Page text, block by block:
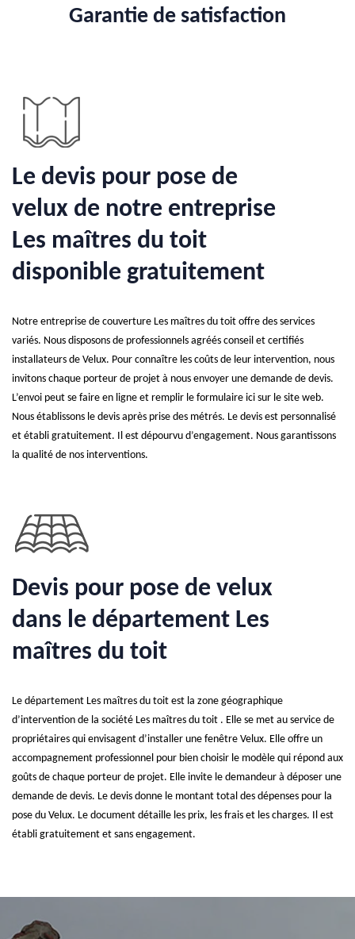
Garantie de satisfaction
Le devis pour pose de
velux de notre entreprise
Les maîtres du toit
disponible gratuitement
Notre entreprise de couverture Les maîtres du toit offre des services
variés. Nous disposons de professionnels agréés conseil et certifiés
installateurs de Velux. Pour connaître les coûts de leur intervention, nous
invitons chaque porteur de projet à nous envoyer une demande de devis.
L’envoi peut se faire en ligne et remplir le formulaire ici sur le site web.
Nous établissons le devis après prise des métrés. Le devis est personnalisé
et établi gratuitement. Il est dépourvu d’engagement. Nous garantissons
la qualité de nos interventions.
Devis pour pose de velux
dans le département Les
maîtres du toit
Le département Les maîtres du toit est la zone géographique
d’intervention de la société Les maîtres du toit . Elle se met au service de
propriétaires qui envisagent d’installer une fenêtre Velux. Elle offre un
accompagnement professionnel pour bien choisir le modèle qui répond aux
goûts de chaque porteur de projet. Elle invite le demandeur à déposer une
demande de devis. Le devis donne le montant total des dépenses pour la
pose du Velux. Le document détaille les prix, les frais et les charges. Il est
établi gratuitement et sans engagement.